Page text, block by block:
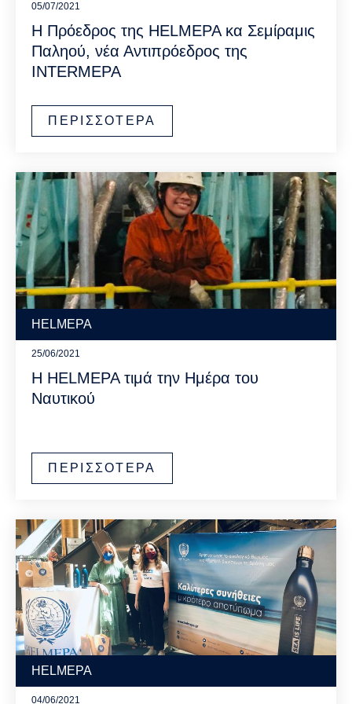
05/07/2021
Η Πρόεδρος της HELMEPA κα Σεμίραμις
Παληού, νέα Αντιπρόεδρος της
INTERMEPA
ΠΕΡΙΣΣΟΤΕΡΑ
HELMEPA
25/06/2021
Η HELMEPA τιμά την Ημέρα του
Ναυτικού
ΠΕΡΙΣΣΟΤΕΡΑ
HELMEPA
04/06/2021